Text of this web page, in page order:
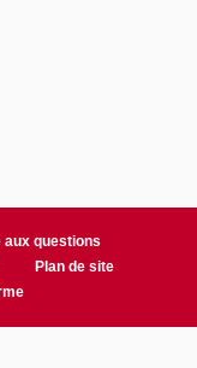
aux questions
Plan de site